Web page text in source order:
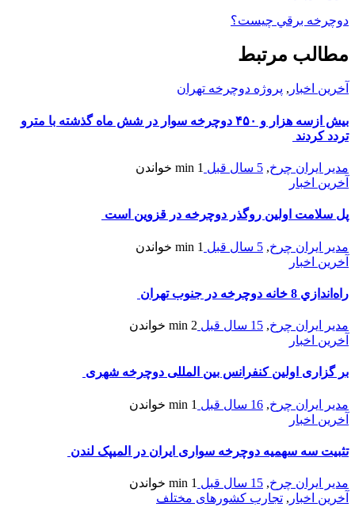
دوچرخه برقي چیست؟
مطالب مرتبط
آخرین اخبار , پروژه دوچرخه تهران
بیش ازسه هزار و ۴۵۰ دوچرخه سوار در شش ماه گذشته با مترو
تردد کردند
مدیر ایران چرخ, 5 سال قبل 1 min
خواندن
آخرین اخبار
پل سلامت اولین روگذر دوچرخه در قزوین است
مدیر ایران چرخ, 5 سال قبل 1 min
خواندن
آخرین اخبار
راه‌اندازي 8 خانه دوچرخه در جنوب تهران
مدیر ایران چرخ, 15 سال قبل 2 min
خواندن
آخرین اخبار
بر گزاری اولین کنفرانس بین المللی دوچرخه شهری
مدیر ایران چرخ, 16 سال قبل 1 min
خواندن
آخرین اخبار
تثبیت سه سهمیه دوچرخه سواری ایران در المیپک لندن
مدیر ایران چرخ, 15 سال قبل 1 min
خواندن
آخرین اخبار , تجارب کشورهای مختلف